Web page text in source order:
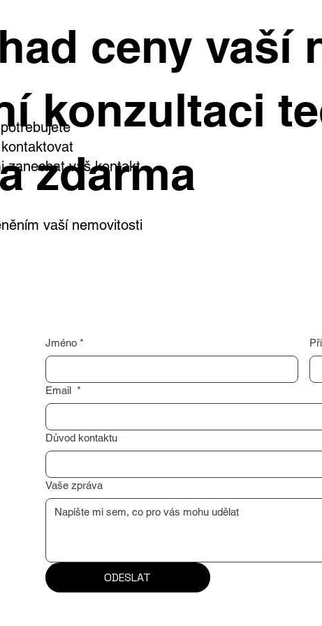
den. Ve Všetatech na
čeká zahrada, bazén i
wellness
rostou ceny
ceny vaší
konzultaci
zdarma
zanechat váš kontakt
vaší nemovitosti
Jméno *
Email *
Důvod kontaktu
Vaše zpráva
ODESLAT